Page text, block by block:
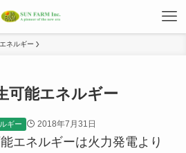
ネルギー
可能エネルギー
ギー 2018年7月31日
エネルギーは火力発電より